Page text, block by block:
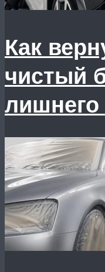
Как
чистый
лишнего